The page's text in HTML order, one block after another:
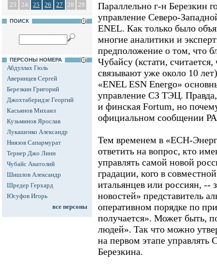
23
24 25 26 27 28 29
ПОИСК
ПЕРСОНЫ НОМЕРА
Абдуллах Гюль
Аверинцев Сергей
Березкин Григорий
Джохтаберидзе Георгий
Касьянов Михаил
Кузьминов Ярослав
Лукашенко Александр
Ниязов Сапармурат
Тернер Джо Линн
Чубайс Анатолий
Шишлов Александр
Шредер Герхард
Юсуфов Игорь
все персоны
Параллельно г-н Березкин
управление Северо-
ENEL. Как только было
многие аналитики и
предположение о том, что
Чубайсу (кстати,
связывают уже около 10
«ENEL ESN Energo»
управление СЗ ТЭЦ.
и финская Fortum, но
официальном сообщении
Тем временем в «ЕСН-
ответить на вопрос, кто
управлять самой новой
градации, кого в
итальянцев или россиян, --
новостей» представитель
оперативном порядке по
получается». Может быть,
людей». Так что можно
на первом этапе управлять
Березкина.